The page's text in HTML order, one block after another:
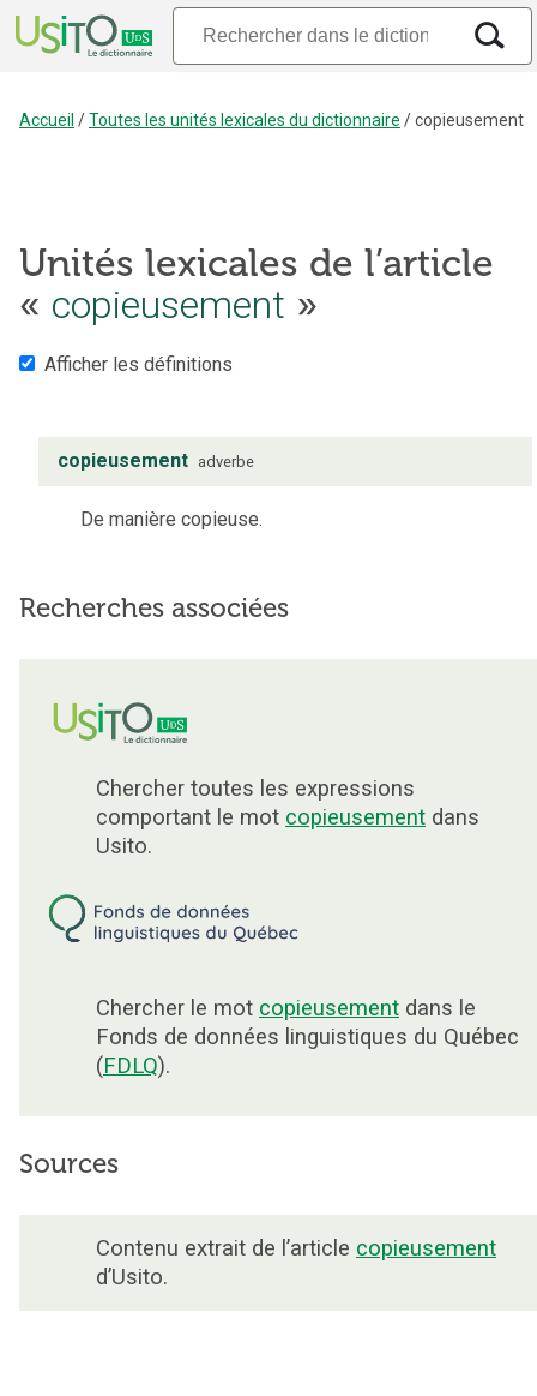
Accueil /Toutes les unités lexicales du dictionnaire /copieusement
Unités lexicales de l’article
« copieusement »
Afficher les définitions
copieusement adverbe
De manière copieuse.
Recherches associées
Chercher toutes les expressions
comportant le mot copieusement dans
Usito.
Chercher le mot copieusement dans le
Fonds de données linguistiques du Québec
(FDLQ).
Sources
Contenu extrait de l’article copieusement
d’Usito.